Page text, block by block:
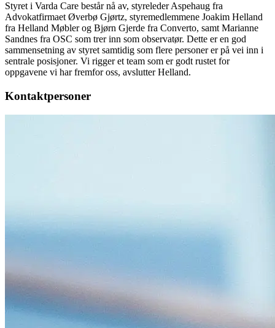
Styret i Varda Care består nå av, styreleder Aspehaug fra
Advokatfirmaet Øverbø Gjørtz, styremedlemmene Joakim Helland
fra Helland Møbler og Bjørn Gjerde fra Converto, samt Marianne
Sandnes fra OSC som trer inn som observatør. Dette er en god
sammensetning av styret samtidig som flere personer er på vei inn i
sentrale posisjoner. Vi rigger et team som er godt rustet for
oppgavene vi har fremfor oss, avslutter Helland.
Kontaktpersoner